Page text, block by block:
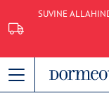
SUVINE